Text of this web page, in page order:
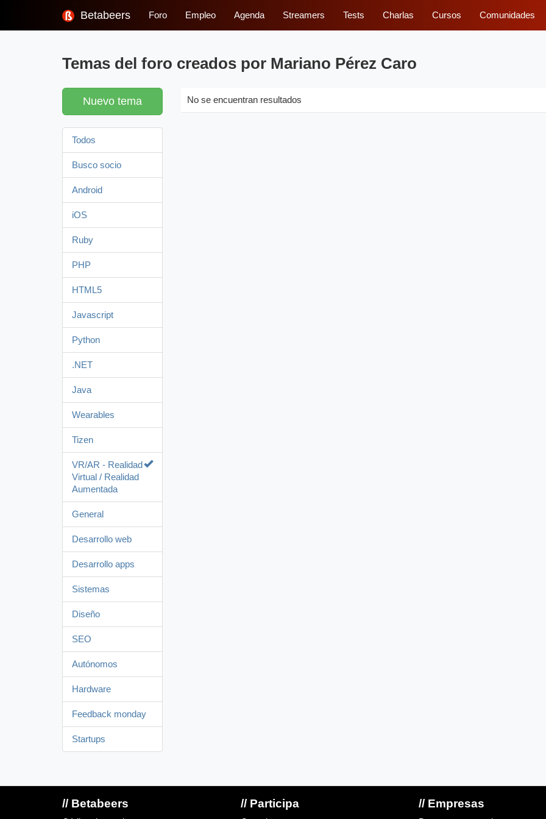
Betabeers Foro Empleo Agenda Streamers Tests Charlas Cursos Comunidades
Temas del foro creados por Mariano Pérez Caro
Nuevo tema
Todos
Busco socio
Android
iOS
Ruby
PHP
HTML5
Javascript
Python
.NET
Java
Wearables
Tizen
VR/AR - Realidad
Virtual / Realidad
Aumentada
General
Desarrollo web
Desarrollo apps
Sistemas
Diseño
SEO
Autónomos
Hardware
Feedback monday
Startups
No se encuentran resultados
// Betabeers // Participa // Empresas